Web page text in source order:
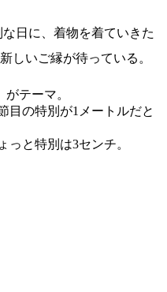
日に、着物を着ていきた
しいご縁が待っている。
テーマ。
目の特別が1メートルだと
っと特別は3センチ。